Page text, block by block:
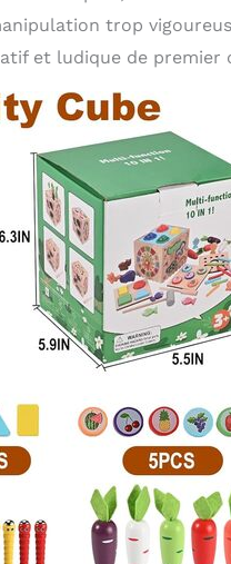
trop
et ludique de premier